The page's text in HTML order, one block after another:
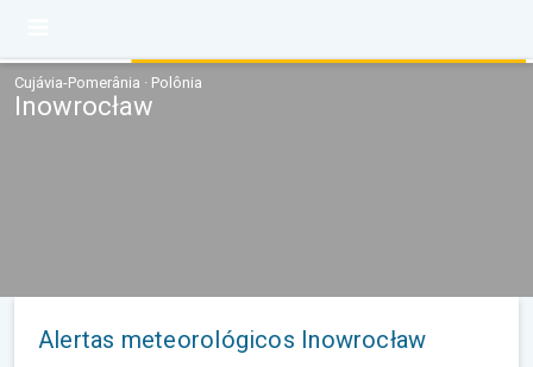
Cujávia-Pomerânia · Polônia
Inowrocław
Alertas meteorológicos Inowrocław